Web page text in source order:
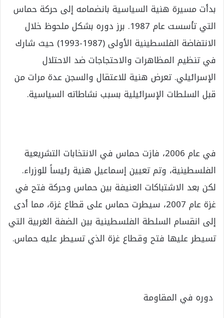
بدأت مسيرة هنية السياسية بانضمامه إلى حركة حماس
التي تأسست عام 1987. برز دوره بشكل ملحوظ خلال
الانتفاضة الفلسطينية الأولى (1987-1993) حيث شارك
في تنظيم المظاهرات والاحتجاجات ضد الاحتلال
الإسرائيلي. تعرض هنية للاعتقال والسجن عدة مرات من
قبل السلطات الإسرائيلية بسبب نشاطاته السياسية.
في عام 2006، فازت حماس في الانتخابات التشريعية
الفلسطينية، وتم تعيين إسماعيل هنية رئيساً للوزراء.
لكن بعد الاشتباكات العنيفة بين حماس وحركة فتح في
غزة عام 2007، سيطرت حماس على قطاع غزة، مما أدى
إلى انقسام السلطة الفلسطينية بين الضفة الغربية التي
تسيطر عليها فتح وقطاع غزة الذي تسيطر عليه حماس.
دوره في المقاومة